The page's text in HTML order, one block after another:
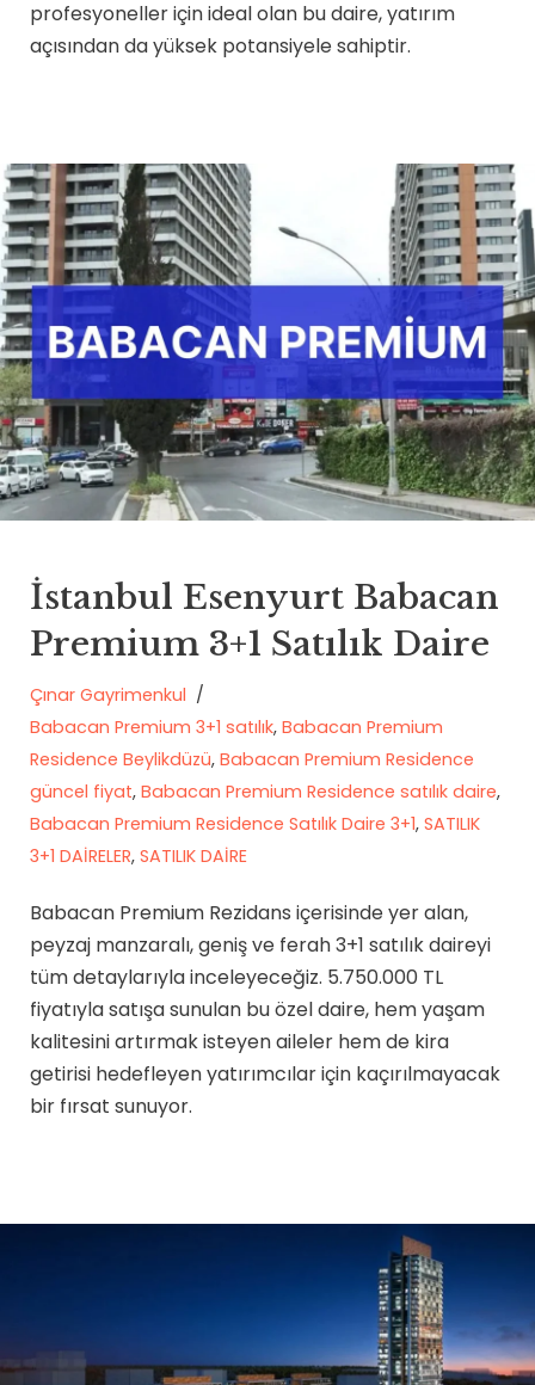
profesyoneller için ideal olan bu daire, yatırım
açısından da yüksek potansiyele sahiptir.
İstanbul Esenyurt Babacan
Premium 3+1 Satılık Daire
Çınar Gayrimenkul
Babacan Premium 3+1 satılık, Babacan Premium
Residence Beylikdüzü, Babacan Premium Residence
güncel fiyat, Babacan Premium Residence satılık daire,
Babacan Premium Residence Satılık Daire 3+1, SATILIK
3+1 DAİRELER, SATILIK DAİRE
Babacan Premium Rezidans içerisinde yer alan,
peyzaj manzaralı, geniş ve ferah 3+1 satılık daireyi
tüm detaylarıyla inceleyeceğiz. 5.750.000 TL
fiyatıyla satışa sunulan bu özel daire, hem yaşam
kalitesini artırmak isteyen aileler hem de kira
getirisi hedefleyen yatırımcılar için kaçırılmayacak
bir fırsat sunuyor.